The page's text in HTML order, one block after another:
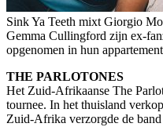
Sink Ya Teeth mixt Giorgio
Gemma Cullingford zijn ex-
opgenomen in hun
THE PARLOTONES
Het Zuid-Afrikaanse The
tournee. In het thuisland
Zuid-Afrika verzorgde de